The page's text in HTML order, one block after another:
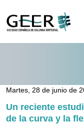
Un reciente
de la curva y la
Martes, 28 de junio de